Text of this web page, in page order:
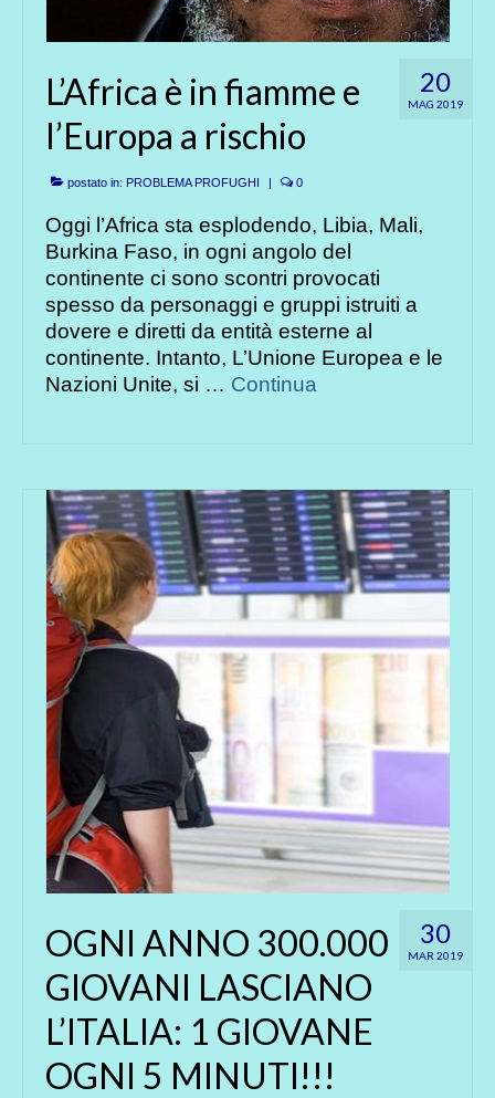
20
MAG 2019
L’Africa è in fiamme e
l’Europa a rischio
postato in: PROBLEMA PROFUGHI | 0
Oggi l’Africa sta esplodendo, Libia, Mali,
Burkina Faso, in ogni angolo del
continente ci sono scontri provocati
spesso da personaggi e gruppi istruiti a
dovere e diretti da entità esterne al
continente. Intanto, L’Unione Europea e le
Nazioni Unite, si … Continua
30
MAR 2019
OGNI ANNO 300.000
GIOVANI LASCIANO
L’ITALIA: 1 GIOVANE
OGNI 5 MINUTI!!!